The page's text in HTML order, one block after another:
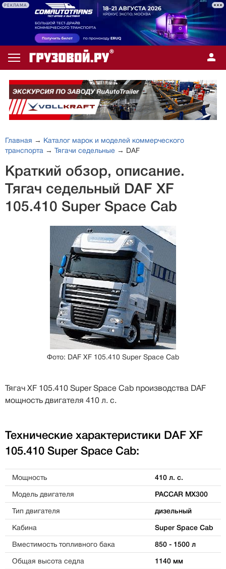
РЕКЛАМА
Главная → Каталог марок и моделей коммерческого
транспорта → Тягачи седельные → DAF
Краткий обзор, описание.
Тягач седельный DAF XF
105.410 Super Space Cab
Фото: DAF XF 105.410 Super Space Cab
Тягач XF 105.410 Super Space Cab производства DAF
мощность двигателя 410 л. с.
Технические характеристики DAF XF
105.410 Super Space Cab:
Мощность 410 л. с.
Модель двигателя PACCAR MX300
Тип двигателя дизельный
Кабина Super Space Cab
Вместимость топливного бака 850 - 1500 л
Общая высота седла 1140 мм